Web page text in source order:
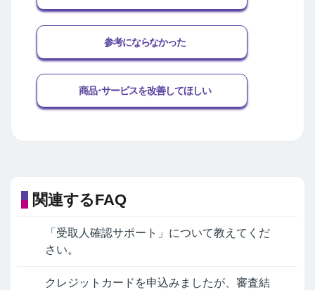
参考にならなかった
商品･サービスを改善してほしい
関連するFAQ
「受取人確認サポート」について教えてくだ
さい。
クレジットカードを申込みましたが、審査結